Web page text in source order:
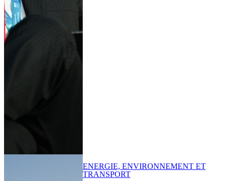
ENERGIE, ENVIRONNEMENT ET
TRANSPORT